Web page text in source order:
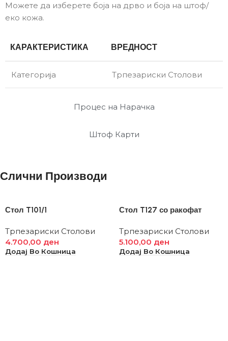
Процес на Нарачка
Штоф Карти
Можете да изберете боја на дрво и боја на штоф/
еко кожа.
КАРАКТЕРИСТИКА ВРЕДНОСТ
Категорија Трпезариски Столови
Слични Производи
Стол T101/1
Трпезариски Столови
4.700,00 ден
Додај Во Кошница
Стол T127 со ракофат
Трпезариски Столови
5.100,00 ден
Додај Во Кошница